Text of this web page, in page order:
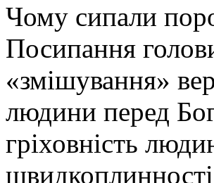
Чому сипали
Посипання
«змішування»
людини перед
гріховність